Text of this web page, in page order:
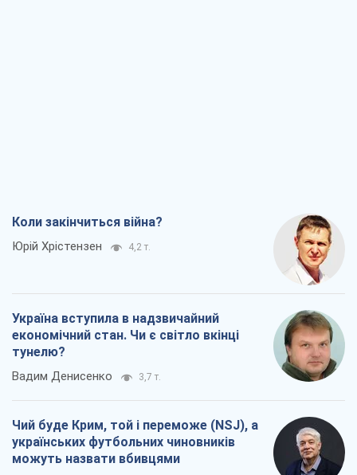
Коли закінчиться війна?
Юрій Хрістензен 4,2 т.
Україна вступила в надзвичайний
економічний стан. Чи є світло вкінці
тунелю?
Вадим Денисенко 3,7 т.
Чий буде Крим, той і переможе (NSJ), а
українських футбольних чиновників
можуть назвати вбивцями